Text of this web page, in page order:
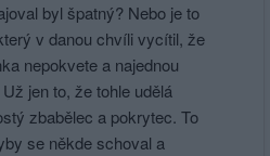
byl špatný? Nebo je to
v danou chvíli vycítil, že
nepokvete a najednou
jen to, že tohle udělá
zbabělec a pokrytec. To
se někde schoval a